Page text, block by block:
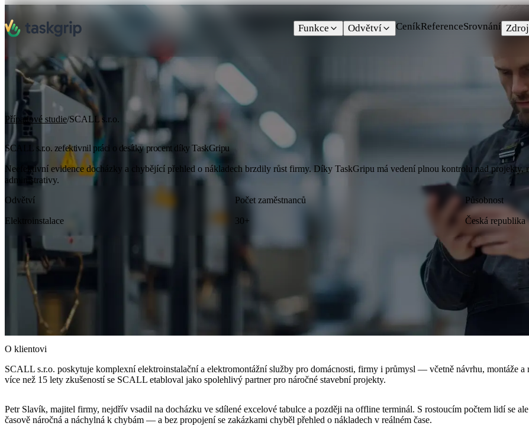
Funkce Odvětví CeníkReferenceSrovnání
Případové studie/SCALL s.r.o.
SCALL s.r.o. zefektivnil práci o desítky procent díky TaskGripu
Neefektivní evidence docházky a chybějící přehled o nákladech brzdily růst firmy. Díky TaskGripu má vedení plnou kontrolu nad projekty,
administrativy.
Odvětví
Elektroinstalace
Počet zaměstnanců
30+
Působnost
Česká republika
O klientovi
SCALL s.r.o. poskytuje komplexní elektroinstalační a elektromontážní služby pro domácnosti, firmy i průmysl — včetně návrhu, montáže a
více než 15 lety zkušeností se SCALL etabloval jako spolehlivý partner pro náročné stavební projekty.
Petr Slavík, majitel firmy, nejdřív vsadil na docházku ve sdílené excelové tabulce a později na offline terminál. S rostoucím počtem lidí se
časově náročná a náchylná k chybám — a bez propojení se zakázkami chyběl přehled o nákladech v reálném čase.